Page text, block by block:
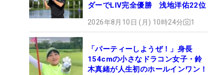
ダーでLIV完全優勝 浅地洋佑22位
2026年8月10日 (月) 10時24分 1
「パーティーしようぜ！」身長
154cmの小さなドラコン女子・鈴
木真緒が人生初のホールインワン！